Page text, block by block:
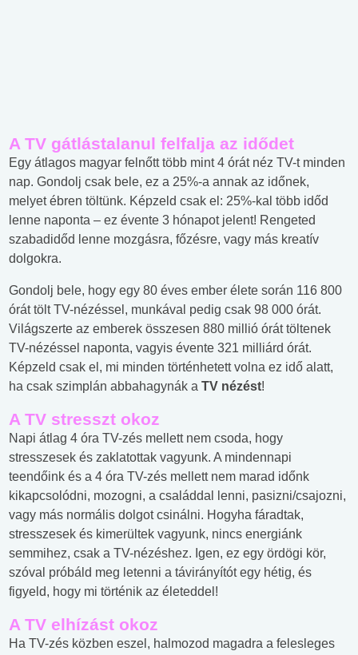
A TV gátlástalanul felfalja az idődet
Egy átlagos magyar felnőtt több mint 4 órát néz TV-t minden
nap. Gondolj csak bele, ez a 25%-a annak az időnek,
melyet ébren töltünk. Képzeld csak el: 25%-kal több időd
lenne naponta – ez évente 3 hónapot jelent! Rengeted
szabadidőd lenne mozgásra, főzésre, vagy más kreatív
dolgokra.
Gondolj bele, hogy egy 80 éves ember élete során 116 800
órát tölt TV-nézéssel, munkával pedig csak 98 000 órát.
Világszerte az emberek összesen 880 millió órát töltenek
TV-nézéssel naponta, vagyis évente 321 milliárd órát.
Képzeld csak el, mi minden történhetett volna ez idő alatt,
ha csak szimplán abbahagynák a TV nézést!
A TV stresszt okoz
Napi átlag 4 óra TV-zés mellett nem csoda, hogy
stresszesek és zaklatottak vagyunk. A mindennapi
teendőink és a 4 óra TV-zés mellett nem marad időnk
kikapcsolódni, mozogni, a családdal lenni, pasizni/csajozni,
vagy más normális dolgot csinálni. Hogyha fáradtak,
stresszesek és kimerültek vagyunk, nincs energiánk
semmihez, csak a TV-nézéshez. Igen, ez egy ördögi kör,
szóval próbáld meg letenni a távirányítót egy hétig, és
figyeld, hogy mi történik az életeddel!
A TV elhízást okoz
Ha TV-zés közben eszel, halmozod magadra a felesleges